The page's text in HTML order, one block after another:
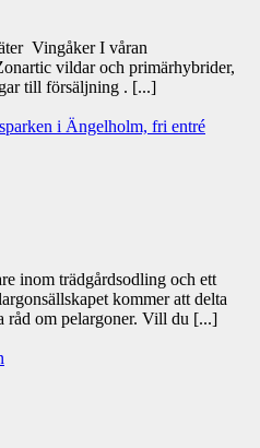
Vingåker I våran
vildar och primärhybrider,
till försäljning . [...]
i Ängelholm, fri entré
inom trädgårdsodling och ett
kommer att delta
råd om pelargoner. Vill du [...]